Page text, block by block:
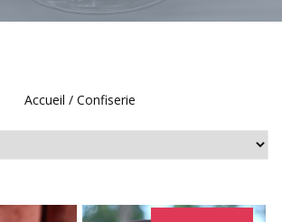
Accueil / Confiserie